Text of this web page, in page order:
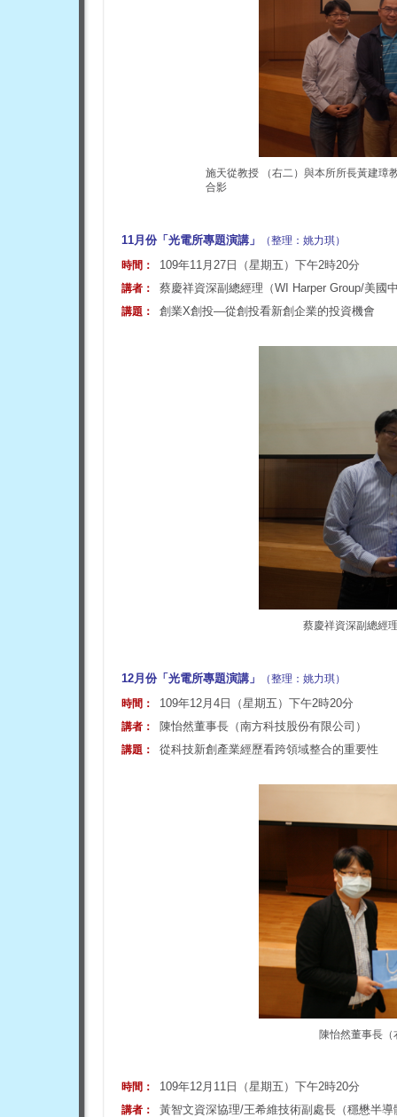
施天從教授 （右二）與本所所長黃建璋
合影
11月份「光電所專題演講」
（整理：姚力琪）
時間：
109年11月27日（星期五）下午2時20分
講者： 蔡慶祥資深副總經理（WI Harper Group/美國
講題： 創業X創投—從創投看新創企業的投資機會
蔡慶祥資深副總經
12月份「光電所專題演講」
（整理：姚力琪）
時間：
109年12月4日（星期五）下午2時20分
講者： 陳怡然董事長（南方科技股份有限公司）
講題： 從科技新創產業經歷看跨領域整合的重要性
陳怡然董事長
時間： 109年12月11日（星期五）下午2時20分
講者： 黃智文資深協理/王希維技術副處長（穩懋半